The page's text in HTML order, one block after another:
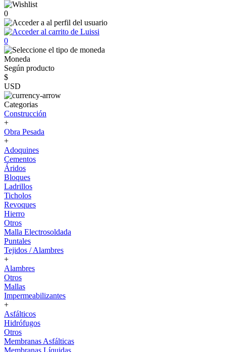
0
0
Moneda
Según producto
$
USD
Categorias
Construcción
+
Obra Pesada
+
Adoquines
Cementos
Áridos
Bloques
Ladrillos
Ticholos
Revoques
Hierro
Otros
Malla Electrosoldada
Puntales
Tejidos / Alambres
+
Alambres
Otros
Mallas
Impermeabilizantes
+
Asfálticos
Hidrófugos
Otros
Membranas Asfálticas
Membranas Líquidas